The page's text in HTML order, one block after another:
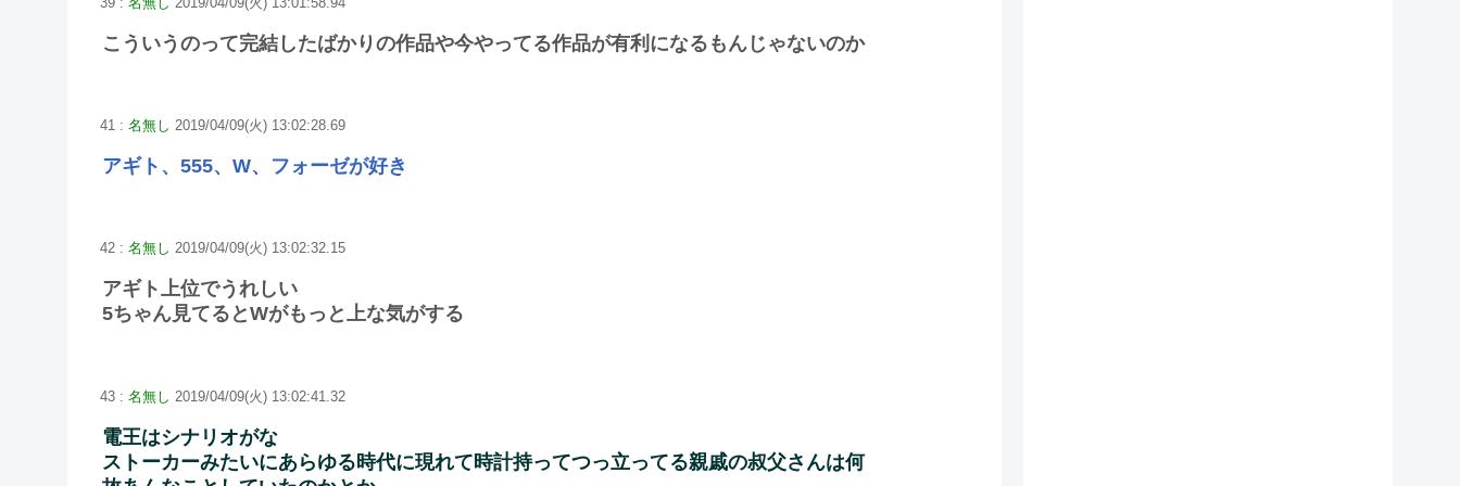
こういうのって完結したばかりの作品や今やってる作品が有利になるもんじゃないのか
41 : 名無し 2019/04/09(火) 13:02:28.69
アギト、555、W、フォーゼが好き
42 : 名無し 2019/04/09(火) 13:02:32.15
アギト上位でうれしい
5ちゃん見てるとWがもっと上な気がする
43 : 名無し 2019/04/09(火) 13:02:41.32
電王はシナリオがな
ストーカーみたいにあらゆる時代に現れて時計持ってつっ立ってる親戚の叔父さんは何